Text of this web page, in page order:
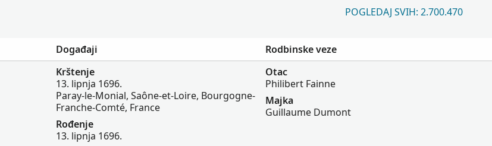
POGLEDAJ SVIH: 2.700.470
Događaji
Rodbinske veze
Krštenje
13. lipnja 1696.
Paray-le-Monial, Saône-et-Loire, Bourgogne-
Franche-Comté, France
Rođenje
13. lipnja 1696.
Otac
Philibert Fainne
Majka
Guillaume Dumont